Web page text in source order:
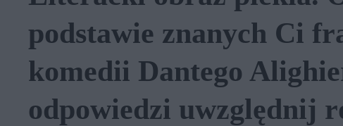
podstawie znanych Ci
komedii Dantego
odpowiedzi uwzględnij